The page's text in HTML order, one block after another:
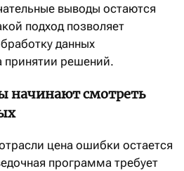
выводы остаются
подход позволяет
данных
принятии решений.
начинают смотреть
цена ошибки остается
программа требует